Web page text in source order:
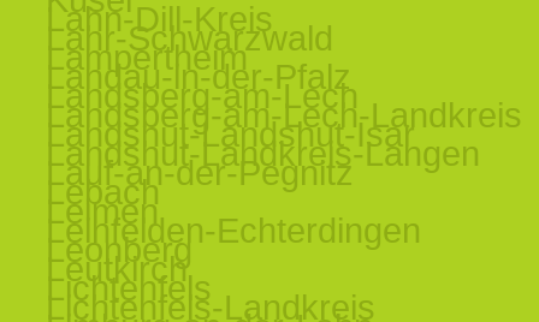
Lahn-Dill-Kreis
Lahr-Schwarzwald
Lampertheim
Landau-in-der-Pfalz
Landsberg-am-Lech
Landsberg-am-Lech-Landkreis
Landshut-Landshut-Isar
Landshut-Landkreis-Langen
Lauf-an-der-Pegnitz
Lebach
Leimen
Leinfelden-Echterdingen
Leonberg
Leutkirch
Lichtenfels
Lichtenfels-Landkreis